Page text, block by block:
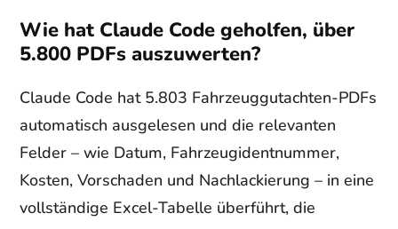
Wie hat Claude Code geholfen, über
5.800 PDFs auszuwerten?
Claude Code hat 5.803 Fahrzeuggutachten-PDFs
automatisch ausgelesen und die relevanten
Felder – wie Datum, Fahrzeugidentnummer,
Kosten, Vorschaden und Nachlackierung – in eine
vollständige Excel-Tabelle überführt, die